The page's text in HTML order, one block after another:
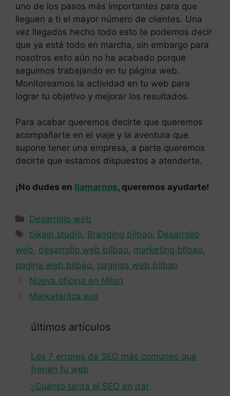
uno de los pasos más importantes para que
lleguen a ti el mayor número de clientes. Una
vez llegados hecho todo esto te podemos decir
que ya está todo en marcha, sin embargo para
nosotros esto aún no ha acabado porque
seguimos trabajando en tu página web.
Monitoreamos la actividad en tu web para
lograr tu objetivo y mejorar los resultados.
Para acabar queremos decirte que queremos
acompañarte en el viaje y la aventura que
supone tener una empresa, a parte queremos
decirte que estamos dispuestos a atenderte.
¡No dudes en llamarnos, queremos ayudarte!
Categorías
Desarrollo web
Etiquetas
bikain studio, Branding bilbao, Desarrollo
web, desarrollo web bilbao, marketing bilbao,
pagina web bilbao, paginas web bilbao
Nueva oficina en Milan
Merkataritza.eus
últimos artículos
Los 7 errores de SEO más comunes que
frenan tu web
¿Cuánto tarda el SEO en dar